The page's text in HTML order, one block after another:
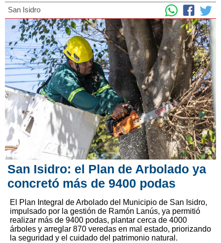
San Isidro
San Isidro: el Plan de Arbolado ya
concretó más de 9400 podas
El Plan Integral de Arbolado del Municipio de San Isidro,
impulsado por la gestión de Ramón Lanús, ya permitió
realizar más de 9400 podas, plantar cerca de 4000
árboles y arreglar 870 veredas en mal estado, priorizando
la seguridad y el cuidado del patrimonio natural.